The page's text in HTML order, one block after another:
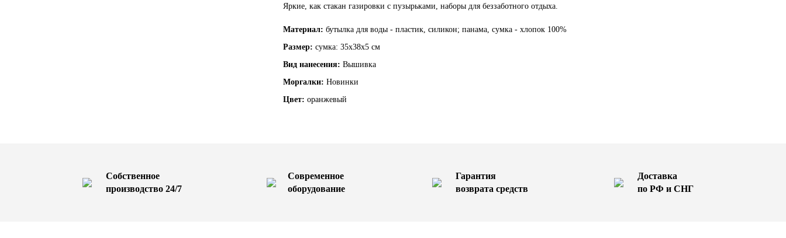
Яркие, как стакан газировки с пузырьками, наборы для беззаботного отдыха.
Материал: бутылка для воды - пластик, силикон; панама, сумка - хлопок 100%
Размер: сумка: 35х38х5 см
Вид нанесения: Вышивка
Моргалки: Новинки
Цвет: оранжевый
Собственное
производство 24/7
Современное
оборудование
Гарантия
возврата средств
Доставка
по РФ и СНГ